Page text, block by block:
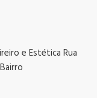
e Estética Rua